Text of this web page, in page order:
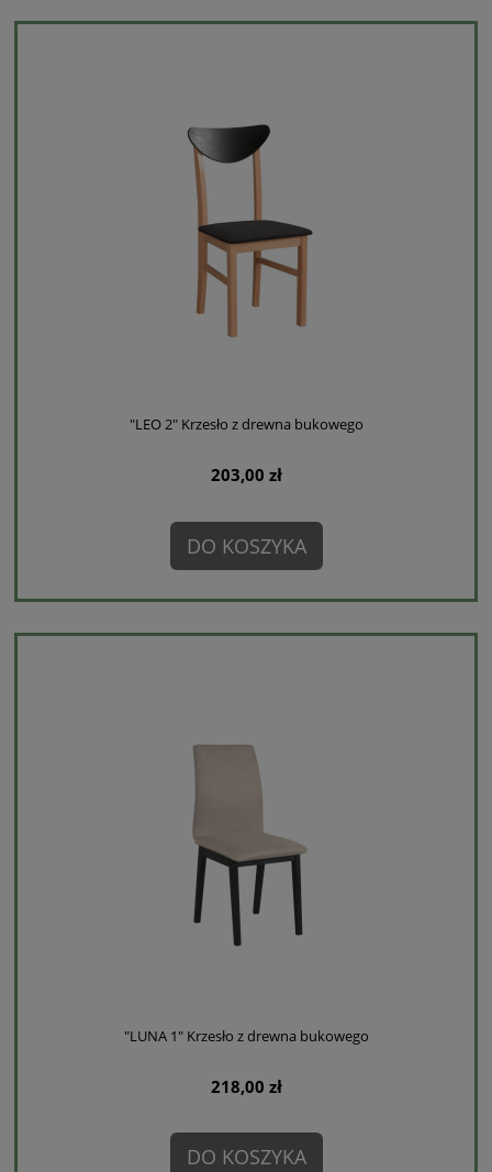
"LEO 2" Krzesło z drewna bukowego
203,00 zł
DO KOSZYKA
"LUNA 1" Krzesło z drewna bukowego
218,00 zł
DO KOSZYKA